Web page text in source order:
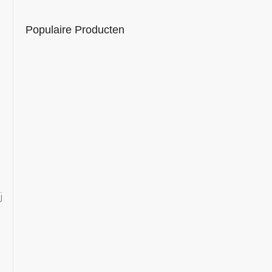
Populaire Producten